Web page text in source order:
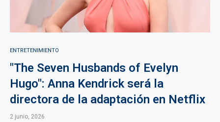
ENTRETENIMIENTO
"The Seven Husbands of Evelyn
Hugo": Anna Kendrick será la
directora de la adaptación en Netflix
2 junio, 2026